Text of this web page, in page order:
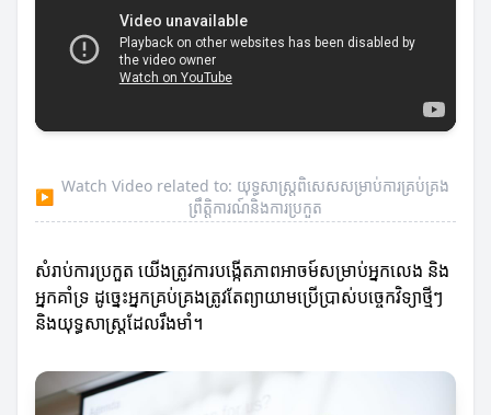
▶
Watch Video related to: យុទ្ធសាស្ត្រពិសេសសម្រាប់ការគ្រប់គ្រង
ព្រឹត្តិការណ៍និងការប្រកួត
សំរាប់ការប្រកួត យើងត្រូវការបង្កើតភាពអាចម៍សម្រាប់អ្នកលេង និង
អ្នកគាំទ្រ ដូច្នេះអ្នកគ្រប់គ្រងត្រូវតែព្យាយាមប្រើប្រាស់បច្ចេកវិទ្យាថ្មីៗ
និងយុទ្ធសាស្ត្រដែលរឹងមាំ។